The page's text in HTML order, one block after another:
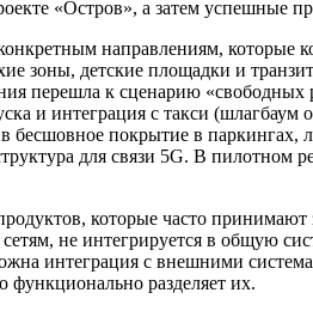
«Остров», а затем успешные
направлениям,
зоны, детские площадки и
перешла к сценарию
и интеграция с такси
бесшовное покрытие в
для связи 5G. В пилотном
которые часто
не интегрируется в общую
интеграция с внешними
функционально разделяет их.